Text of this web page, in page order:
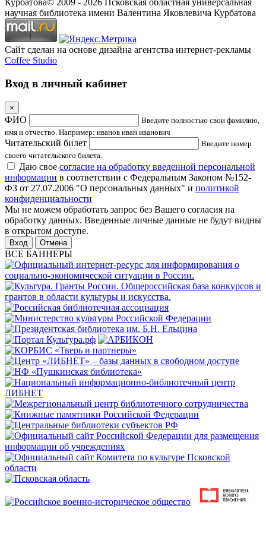
Курбатова© 2009 - 2026 Псковская областная универсальная
научная библиотека имени Валентина Яковлевича Курбатова
Сайт сделан на основе дизайна агентства интернет-рекламы
Coffee Studio
Вход в личный кабинет
×
ФИО
Введите полностью свои фамилию,
имя и отчество. Например: иванов иван иванович
Читательский билет
Введите номер
своего читательского билета.
Даю свое согласие на обработку введенной персональной
информации в соответствии с Федеральным Законом №152-
ФЗ от 27.07.2006 "О персональных данных" и политикой
конфиденциальности
Мы не можем обработать запрос без Вашего согласия на
обработку данных. Введенные личные данные не будут видны
в открытом доступе.
Отмена
ВСЕ БАННЕРЫ